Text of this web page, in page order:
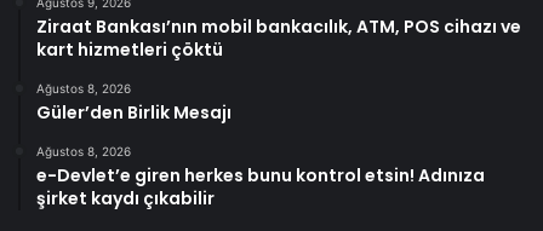
Ziraat Bankası’nın mobil bankacılık, ATM, POS cihazı ve
kart hizmetleri çöktü
Ağustos 8, 2026
Güler’den Birlik Mesajı
Ağustos 8, 2026
e-Devlet’e giren herkes bunu kontrol etsin! Adınıza
şirket kaydı çıkabilir